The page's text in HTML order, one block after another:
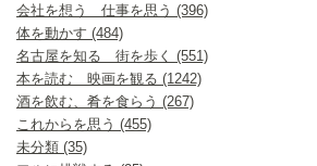
会社を想う 仕事を思う (396)
体を動かす (484)
名古屋を知る 街を歩く (551)
本を読む 映画を観る (1242)
酒を飲む、肴を食らう (267)
これからを思う (455)
未分類 (35)